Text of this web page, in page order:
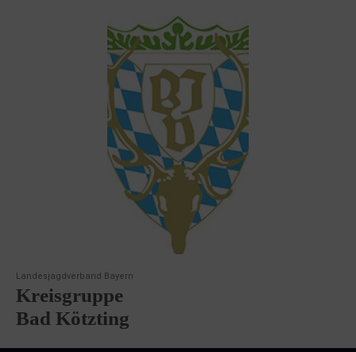
Landesjagdverband Bayern
Kreisgruppe
Bad Kötzting